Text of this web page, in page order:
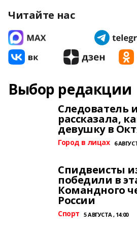
Читайте нас
Выбор редакции
Следователь
рассказала,
девушку в
Город в лицах 6
Спидвеисты
победили в
Командного
России
Спорт 5 АВГУСТА , 14:00